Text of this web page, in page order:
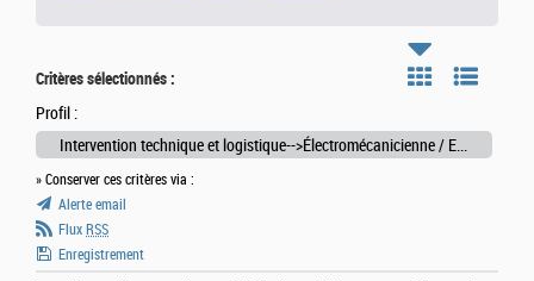
Critères sélectionnés :
Profil :
Intervention technique et logistique-->Électromécanicienne / Electromécanicien
» Conserver ces critères via :
Alerte email
Flux RSS
Enregistrement